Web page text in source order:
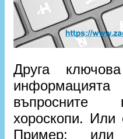
Друга
въпросните
хороскопи.
Пример: или